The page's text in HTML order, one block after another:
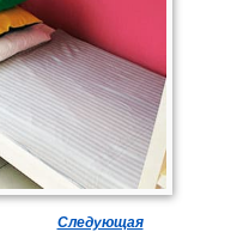
Следующая